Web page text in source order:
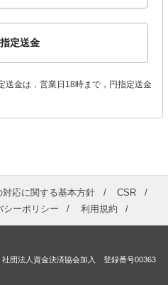
定送金
金は，営業日18時まで，円指定送金
応に関する基本方針
CSR
シーポリシー 利用規約
団法人資金決済協会加入 登録番号00363